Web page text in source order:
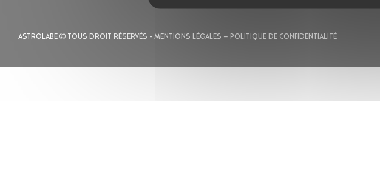
ASTROLABE TOUS DROIT RÉSERVÉS - MENTIONS LÉGALES – POLITIQUE DE CONFIDENTIALITÉ